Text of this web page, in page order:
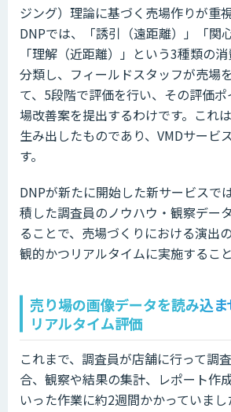
ジング）理論に基づく売場作りが重
DNPでは、「誘引（遠距離）」「関
「理解（近距離）」という3種類の
分類し、フィールドスタッフが売場
て、5段階で評価を行い、その評価
場改善案を提出するわけです。これ
生み出したものであり、VMDサービ
す。
DNPが新たに開始した新サービスで
積した調査員のノウハウ・観察デー
ることで、売場づくりにおける演出
観的かつリアルタイムに実施するこ
売り場の画像データを読み込
リアルタイム評価
これまで、調査員が店舗に行って調
合、観察や結果の集計、レポート作
いった作業に約2週間かかっていま